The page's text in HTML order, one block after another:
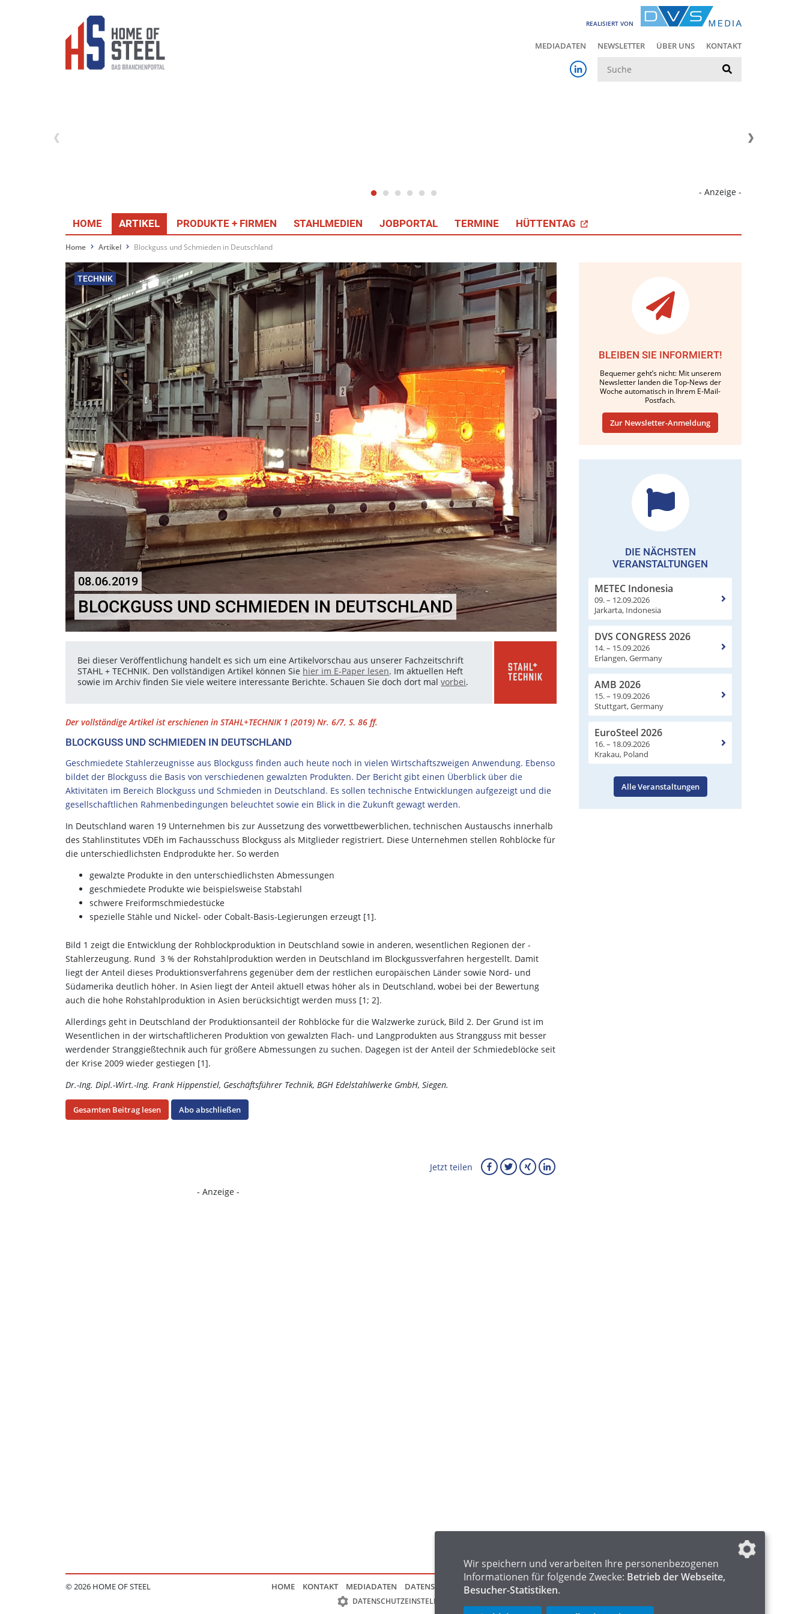
REALISIERT VON
MEDIADATEN NEWSLETTER ÜBER UNS KONTAKT
- Anzeige -
HOME ARTIKEL PRODUKTE + FIRMEN STAHLMEDIEN JOBPORTAL TERMINE HÜTTENTAG
Home Artikel Blockguss und Schmieden in Deutschland
TECHNIK
08.06.2019
BLOCKGUSS UND SCHMIEDEN IN DEUTSCHLAND
Bei dieser Veröffentlichung handelt es sich um eine Artikelvorschau aus unserer Fachzeitschrift
STAHL + TECHNIK. Den vollständigen Artikel können Sie hier im E-Paper lesen. Im aktuellen Heft
sowie im Archiv finden Sie viele weitere interessante Berichte. Schauen Sie doch dort malvorbei.
Der vollständige Artikel ist erschienen in STAHL+TECHNIK 1 (2019) Nr. 6/7, S. 86 ff.
BLOCKGUSS UND SCHMIEDEN IN DEUTSCHLAND
Geschmiedete Stahlerzeugnisse aus Blockguss finden auch heute noch in vielen Wirtschaftszweigen Anwendung. Ebenso
bildet der Blockguss die Basis von verschiedenen gewalzten Produkten. Der Bericht gibt einen Überblick über die
Aktivitäten im Bereich Blockguss und Schmieden in Deutschland. Es sollen technische Entwicklungen aufgezeigt und die
gesellschaftlichen Rahmenbedingungen beleuchtet sowie ein Blick in die Zukunft gewagt werden.
In Deutschland waren 19 Unternehmen bis zur Aussetzung des vorwettbewerblichen, technischen Austauschs innerhalb
des Stahlinstitutes VDEh im Fach­ausschuss Blockguss als Mitglieder ­registriert. Diese Unternehmen stellen Rohblöcke für
die unter­schiedlich­sten End­produkte her. So werden
gewalzte Produkte in den unterschiedlichsten Abmessungen
geschmiedete Produkte wie beispielsweise Stabstahl
schwere Freiformschmiedestücke
spezielle Stähle und Nickel- oder Cobalt-Basis-Legierungen erzeugt [1].
Bild 1 zeigt die Entwicklung der Rohblockproduktion in Deutschland sowie in anderen, wesentlichen Regionen der ­
Stahlerzeugung. Rund 3 % der Rohstahlproduktion werden in Deutschland im Blockgussverfahren hergestellt. Damit
liegt der Anteil dieses Produktionsverfahrens gegenüber dem der restlichen europäischen Länder sowie Nord- und
Südamerika deutlich höher. In Asien liegt der Anteil aktuell etwas höher als in Deutschland, wobei bei der Bewertung
auch die hohe Rohstahlproduktion in Asien berücksichtigt werden muss [1; 2].
Allerdings geht in Deutschland der Produktionsanteil der Rohblöcke für die Walzwerke zurück, Bild 2. Der Grund ist im
Wesentlichen in der wirtschaftlicheren Produktion von gewalzten Flach- und Langprodukten aus Strangguss mit besser
werdender Stranggießtechnik auch für größere Abmessungen zu suchen. Dagegen ist der Anteil der Schmiedeblöcke seit
der Krise 2009 wieder gestiegen [1].
Dr.-Ing. Dipl.-Wirt.-Ing. Frank Hippenstiel, Geschäftsführer Technik, BGH Edelstahlwerke GmbH, Siegen.
Gesamten Beitrag lesen Abo abschließen
Jetzt teilen
BLEIBEN SIE INFORMIERT!
Bequemer geht’s nicht: Mit unserem
Newsletter landen die Top-News der
Woche automatisch in Ihrem E-Mail-
Postfach.
Zur Newsletter-Anmeldung
DIE NÄCHSTEN
VERANSTALTUNGEN
METEC Indonesia
09. – 12.09.2026
Jarkarta, Indonesia
DVS CONGRESS 2026
14. – 15.09.2026
Erlangen, Germany
AMB 2026
15. – 19.09.2026
Stuttgart, Germany
EuroSteel 2026
16. – 18.09.2026
Krakau, Poland
Alle Veranstaltungen
- Anzeige -
© 2026 HOME OF STEEL HOME KONTAKT MEDIADATEN DATENSCHUTZ IMPRESSUM FAQ
DATENSCHUTZEINSTELLUNGEN
Wir speichern und verarbeiten Ihre personenbezogenen
Informationen für folgende Zwecke: Betrieb der Webseite,
Besucher-Statistiken.